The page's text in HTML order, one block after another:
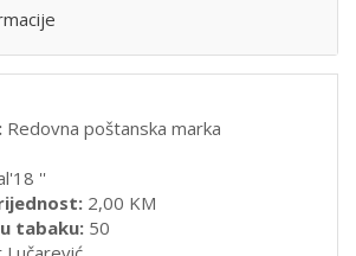
Redovna poštanska marka
''
2,00 KM
tabaku: 50